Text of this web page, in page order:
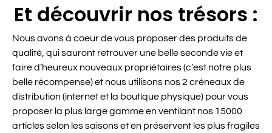
Et découvrir nos trésors :
Nous avons à coeur de vous proposer des produits de
qualité, qui sauront retrouver une belle seconde vie et
faire d’heureux nouveaux propriétaires (c’est notre plus
belle récompense) et nous utilisons nos 2 créneaux de
distribution (internet et la boutique physique) pour vous
proposer la plus large gamme en ventilant nos 15000
articles selon les saisons et en préservent les plus fragiles